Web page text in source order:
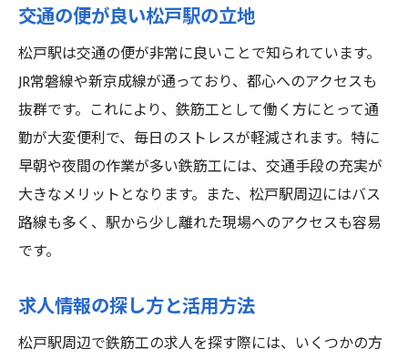
交通の便が良い松戸駅の立地
松戸駅は交通の便が非常に良いことで知られています。
JR常磐線や新京成線が通っており、都心へのアクセスも
抜群です。これにより、鉄筋工として働く方にとって通
勤が大変便利で、毎日のストレスが軽減されます。特に
早朝や夜間の作業が多い鉄筋工には、交通手段の充実が
大きなメリットとなります。また、松戸駅周辺にはバス
路線も多く、駅から少し離れた現場へのアクセスも容易
です。
求人情報の探し方と活用方法
松戸駅周辺で鉄筋工の求人を探す際には、いくつかの方